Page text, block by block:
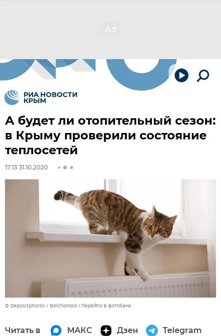
А будет ли отопительный сезон:
в Крыму проверили состояние
теплосетей
17:13 31.10.2020
© Depositphotos / Belchonock Перейти в фотобанк
Читать в МАКС Дзен Telegram